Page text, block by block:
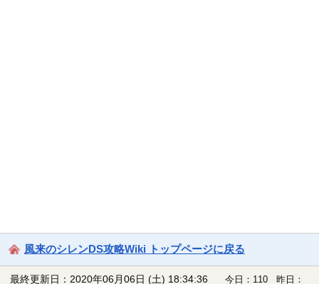
風来のシレンDS攻略Wiki トップページに戻る
最終更新日：2020年06月06日 (土) 18:34:36 今日：110 昨日：